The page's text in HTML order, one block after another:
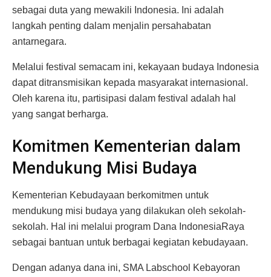
sebagai duta yang mewakili Indonesia. Ini adalah
langkah penting dalam menjalin persahabatan
antarnegara.
Melalui festival semacam ini, kekayaan budaya Indonesia
dapat ditransmisikan kepada masyarakat internasional.
Oleh karena itu, partisipasi dalam festival adalah hal
yang sangat berharga.
Komitmen Kementerian dalam
Mendukung Misi Budaya
Kementerian Kebudayaan berkomitmen untuk
mendukung misi budaya yang dilakukan oleh sekolah-
sekolah. Hal ini melalui program Dana IndonesiaRaya
sebagai bantuan untuk berbagai kegiatan kebudayaan.
Dengan adanya dana ini, SMA Labschool Kebayoran